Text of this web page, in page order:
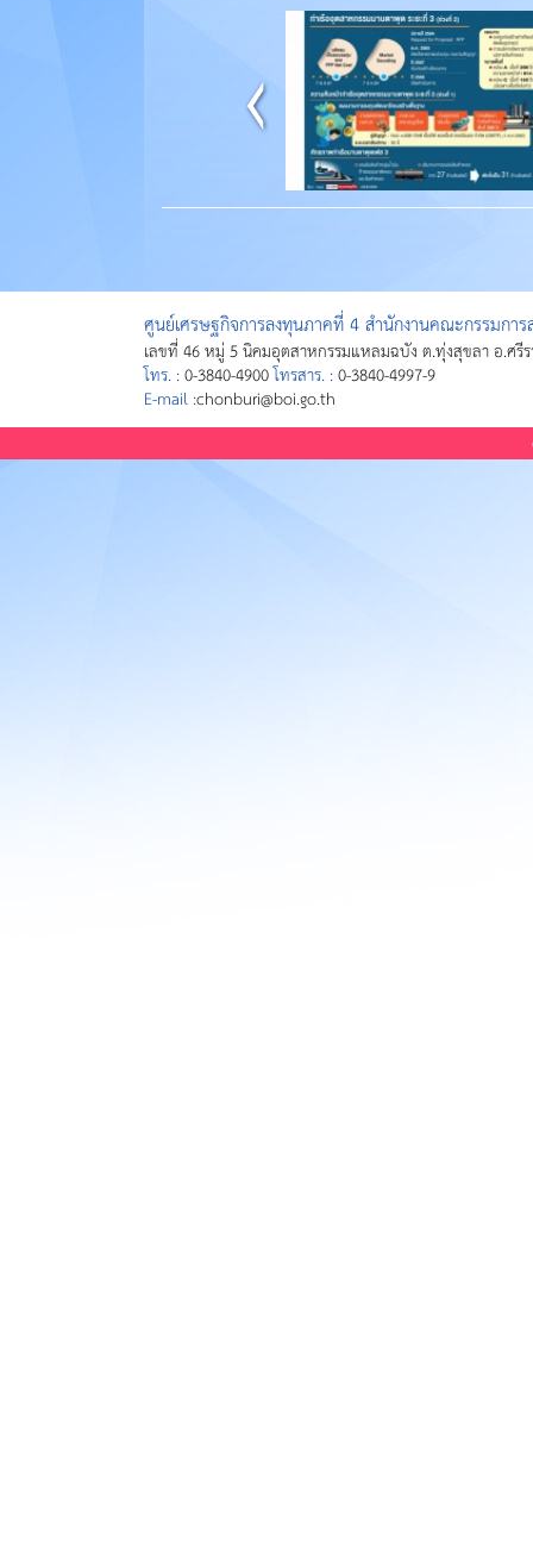
ศูนย์เศรษฐกิจการลงทุนภาคที่ 4 สำนักงานคณะกรรมการ
เลขที่ 46 หมู่ 5 นิคมอุตสาหกรรมแหลมฉบัง ต.ทุ่งสุขลา อ.ศรี
โทร. :0-3840-4900โทรสาร. :0-3840-4997-9
E-mail :chonburi@boi.go.th